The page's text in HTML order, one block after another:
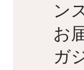
ン
お
ガ